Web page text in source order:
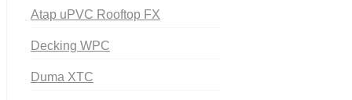
Atap uPVC Rooftop FX
Decking WPC
Duma XTC